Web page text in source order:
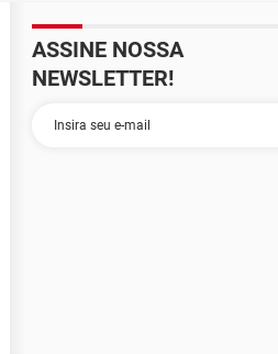
ASSINE NOSSA
NEWSLETTER!